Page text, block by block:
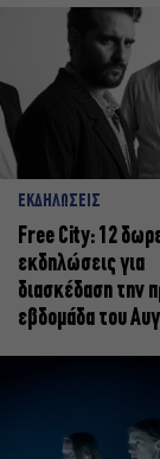
ΕΚΔΗΛΩΣΕΙΣ
Free City: 12
εκδηλώσεις για
διασκέδαση την
εβδομάδα του